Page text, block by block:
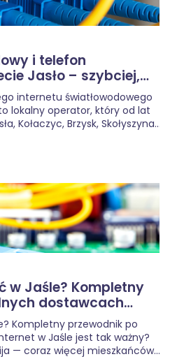
i telefon
Jasło – szybciej,
internetu światłowodowego
lokalny operator, który od lat
Kołaczyc, Brzysk, Skołyszyna i
infrastrukturze
w Jaśle? Kompletny
dostawcach
Kompletny przewodnik po
w Jaśle jest tak ważny?
— coraz więcej mieszkańców